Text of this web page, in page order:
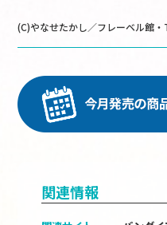
(C)やなせたかし／フレーベル館・
関連情報